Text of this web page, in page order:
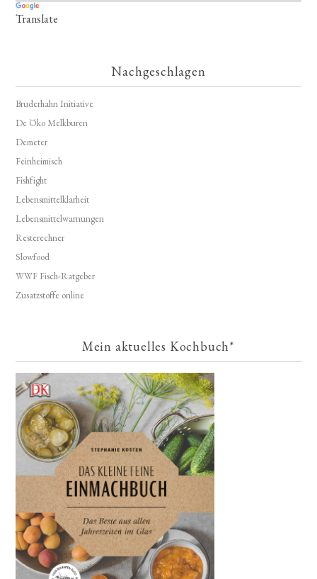
Translate
Nachgeschlagen
Bruderhahn Initiative
De Öko Melkburen
Demeter
Feinheimisch
Fishfight
Lebensmittelklarheit
Lebensmittelwarnungen
Resterechner
Slowfood
WWF Fisch-Ratgeber
Zusatzstoffe online
Mein aktuelles Kochbuch*